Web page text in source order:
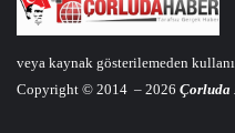
veya kaynak gösterilemeden
Copyright © 2014 – 2026 Çorluda